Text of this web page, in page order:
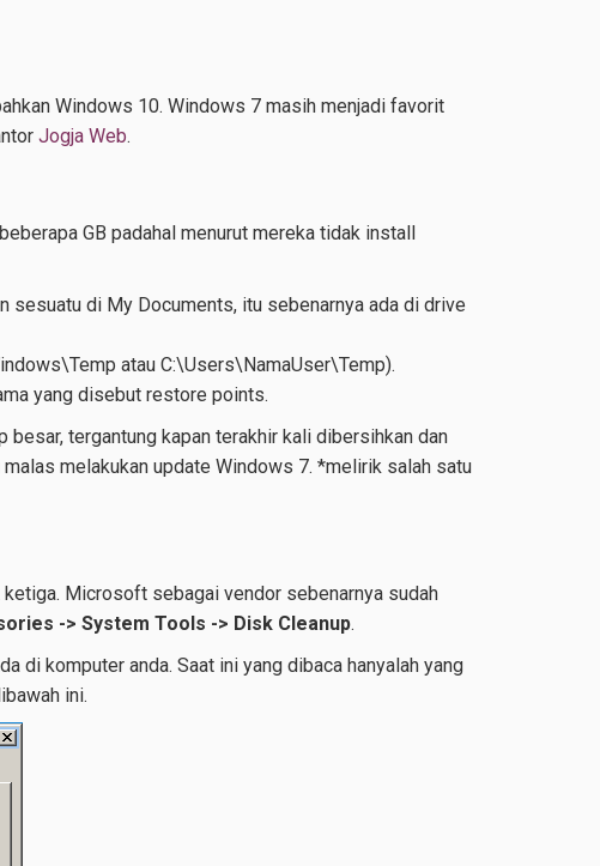
Windows 10. Windows 7 masih menjadi favorit
Jogja Web.
GB padahal menurut mereka tidak install
sesuatu di My Documents, itu sebenarnya ada di drive
atau C:\Users\NamaUser\Temp).
yang disebut restore points.
besar, tergantung kapan terakhir kali dibersihkan dan
melakukan update Windows 7. *melirik salah satu
Microsoft sebagai vendor sebenarnya sudah
-> System Tools -> Disk Cleanup.
di komputer anda. Saat ini yang dibaca hanyalah yang
ini.